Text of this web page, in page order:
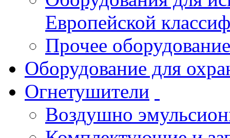
Европейской
Прочее оборудование
Оборудование для
Огнетушители
Воздушно